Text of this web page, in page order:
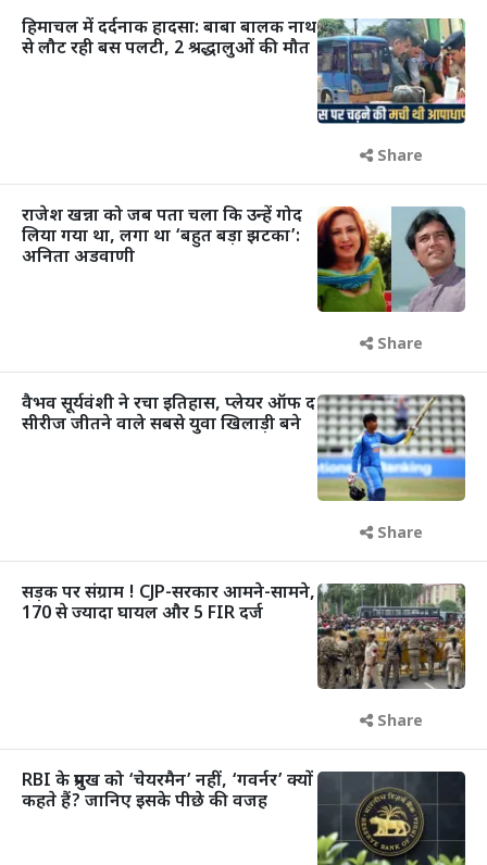
हिमाचल में दर्दनाक हादसा: बाबा बालक नाथ
से लौट रही बस पलटी, 2 श्रद्धालुओं की मौत
Share
राजेश खन्ना को जब पता चला कि उन्हें गोद
लिया गया था, लगा था ‘बहुत बड़ा झटका’:
अनिता अडवाणी
Share
वैभव सूर्यवंशी ने रचा इतिहास, प्लेयर ऑफ द
सीरीज जीतने वाले सबसे युवा खिलाड़ी बने
Share
सड़क पर संग्राम ! CJP-सरकार आमने-सामने,
170 से ज्यादा घायल और 5 FIR दर्ज
Share
RBI के प्रमुख को ‘चेयरमैन’ नहीं, ‘गवर्नर’ क्यों
कहते हैं? जानिए इसके पीछे की वजह